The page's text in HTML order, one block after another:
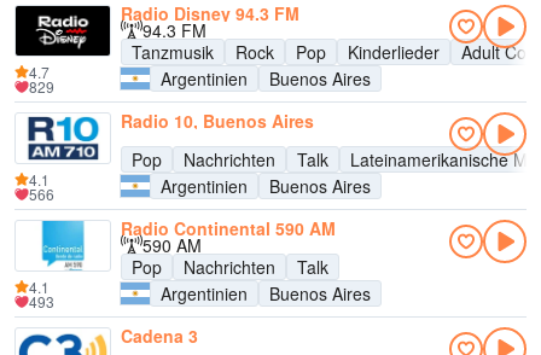
Radio Disney 94.3 FM
94.3 FM
Tanzmusik
Rock Pop Kinderlieder
Adult
Argentinien
Buenos Aires
4.7
829
Radio 10, Buenos Aires
Pop
Nachrichten Talk
Lateinamerikanische
Argentinien
Buenos Aires
4.1
566
Radio Continental 590 AM
590 AM
Pop
Nachrichten
Talk
Argentinien
Buenos Aires
4.1
493
Cadena 3